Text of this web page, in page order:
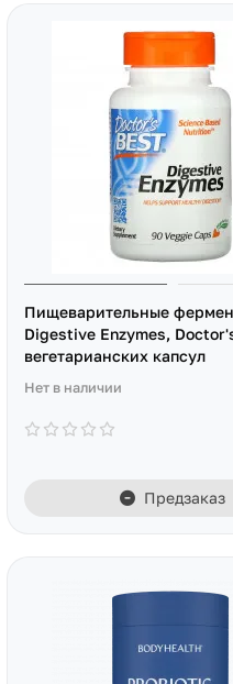
Пищеварительные
Digestive Enzymes,
вегетарианских капсул
Нет в наличии
Предзаказ